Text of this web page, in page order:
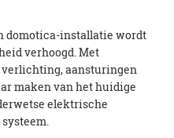
domotica-installatie wordt
verhoogd. Met
aansturingen
maken van het huidige
elektrische